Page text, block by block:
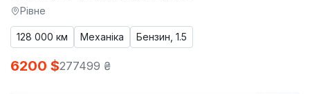
Рівне
128 000 км Механіка Бензин, 1.5
6200 $277499 ₴